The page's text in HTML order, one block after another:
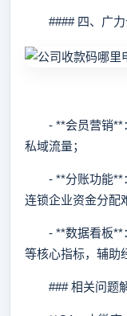
#### 四、广力
- **会员营销**：
私域流量；
- **分账功能**：
连锁企业资金分配
- **数据看板**
等核心指标，辅助
### 相关问题